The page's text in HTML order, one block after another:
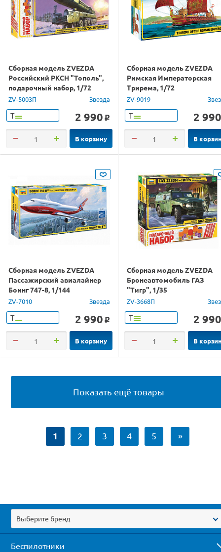
Сборная модель ZVEZDA
Российский РКСН "Тополь",
подарочный набор, 1/72
ZV-5003П Звезда
Т 2 990 o
В корзину
Сборная модель ZVEZDA
Римская Императорская
Трирема, 1/72
ZV-9019
Т 2 990
В
Сборная модель ZVEZDA
Пассажирский авиалайнер
Боинг 747-8, 1/144
ZV-7010 Звезда
Т 2 990 o
В корзину
Сборная модель ZVEZDA
Бронеавтомобиль ГАЗ
"Тигр", 1/35
ZV-3668П
Т 2 990
В
Показать ещё товары
1 2 3 4 5 »
Выберите бренд
Беспилотники